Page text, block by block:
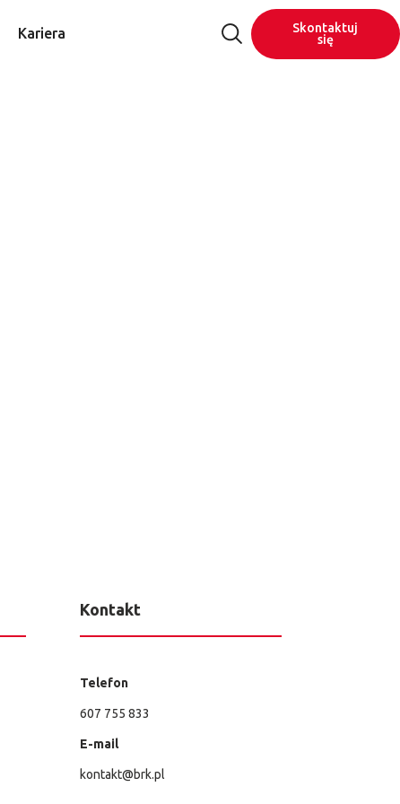
Kariera
Skontaktuj
się
Kontakt
Telefon
607 755 833
E-mail
kontakt@brk.pl